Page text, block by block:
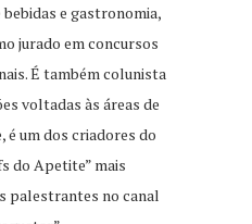
e gastronomia,
jurado em concursos
É também colunista
voltadas às áreas de
é um dos criadores do
do Apetite” mais
palestrantes no canal